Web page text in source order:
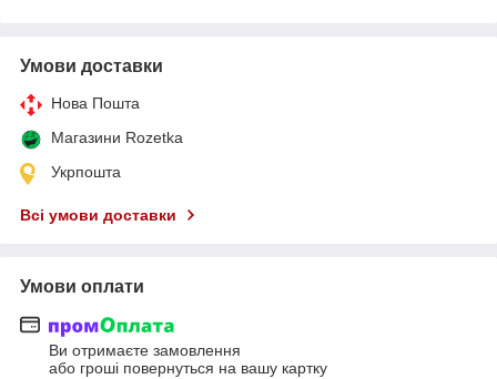
Умови доставки
Нова Пошта
Магазини Rozetka
Укрпошта
Всі умови доставки
Умови оплати
Ви отримаєте замовлення
або гроші повернуться на вашу картку